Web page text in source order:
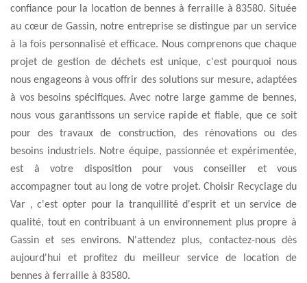
confiance pour la location de bennes à ferraille à 83580. Située
au cœur de Gassin, notre entreprise se distingue par un service
à la fois personnalisé et efficace. Nous comprenons que chaque
projet de gestion de déchets est unique, c'est pourquoi nous
nous engageons à vous offrir des solutions sur mesure, adaptées
à vos besoins spécifiques. Avec notre large gamme de bennes,
nous vous garantissons un service rapide et fiable, que ce soit
pour des travaux de construction, des rénovations ou des
besoins industriels. Notre équipe, passionnée et expérimentée,
est à votre disposition pour vous conseiller et vous
accompagner tout au long de votre projet. Choisir Recyclage du
Var , c'est opter pour la tranquillité d'esprit et un service de
qualité, tout en contribuant à un environnement plus propre à
Gassin et ses environs. N'attendez plus, contactez-nous dès
aujourd'hui et profitez du meilleur service de location de
bennes à ferraille à 83580.